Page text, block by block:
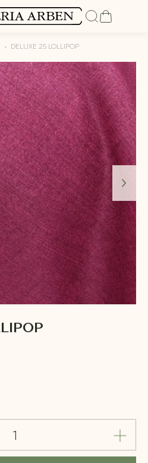
DELUXE 25 LOLLIPOP